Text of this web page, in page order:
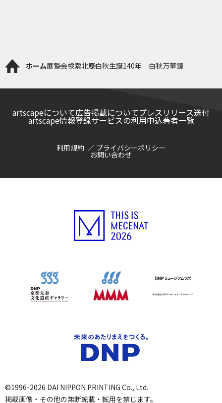
ホーム展覧会検索北原白秋生誕140年 白秋万華鏡
artscapeについて広告掲載についてプレスリリース送付
artscape情報登録サービスの利用申込著者一覧
利用規約 プライバシーポリシー
お問い合わせ
©1996-2026 DAI NIPPON PRINTING Co., Ltd.
掲載画像・その他の無断転載・転用を禁じます。